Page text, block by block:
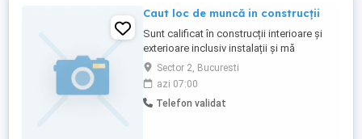
Caut loc de muncă in construcții
Sunt calificat în construcții interioare și
exterioare inclusiv instalații și mă
interesează un loc de muncă stabil
Sector 2, Bucuresti
azi 07:00
Telefon validat